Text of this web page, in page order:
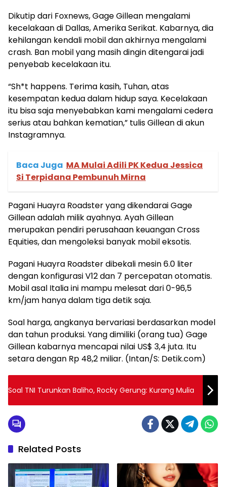
Dikutip dari Foxnews, Gage Gillean mengalami
kecelakaan di Dallas, Amerika Serikat. Kabarnya, dia
kehilangan kendali mobil dan akhirnya mengalami
crash. Ban mobil yang masih dingin ditengarai jadi
penyebab kecelakaan itu.
“Sh*t happens. Terima kasih, Tuhan, atas
kesempatan kedua dalam hidup saya. Kecelakaan
itu bisa saja menyebabkan kami mengalami cedera
serius atau bahkan kematian,” tulis Gillean di akun
Instagramnya.
Baca Juga MA Mulai Adili PK Kedua Jessica
Si Terpidana Pembunuh Mirna
Pagani Huayra Roadster yang dikendarai Gage
Gillean adalah milik ayahnya. Ayah Gillean
merupakan pendiri perusahaan keuangan Cross
Equities, dan mengoleksi banyak mobil eksotis.
Pagani Huayra Roadster dibekali mesin 6.0 liter
dengan konfigurasi V12 dan 7 percepatan otomatis.
Mobil asal Italia ini mampu melesat dari 0-96,5
km/jam hanya dalam tiga detik saja.
Soal harga, angkanya bervariasi berdasarkan model
dan tahun produksi. Yang dimiliki (orang tua) Gage
Gillean kabarnya mencapai nilai US$ 3,4 juta. Itu
setara dengan Rp 48,2 miliar. (Intan/S: Detik.com)
Soal TNI Turunkan Baliho, Rocky Gerung: Kurang Mulia
Related Posts